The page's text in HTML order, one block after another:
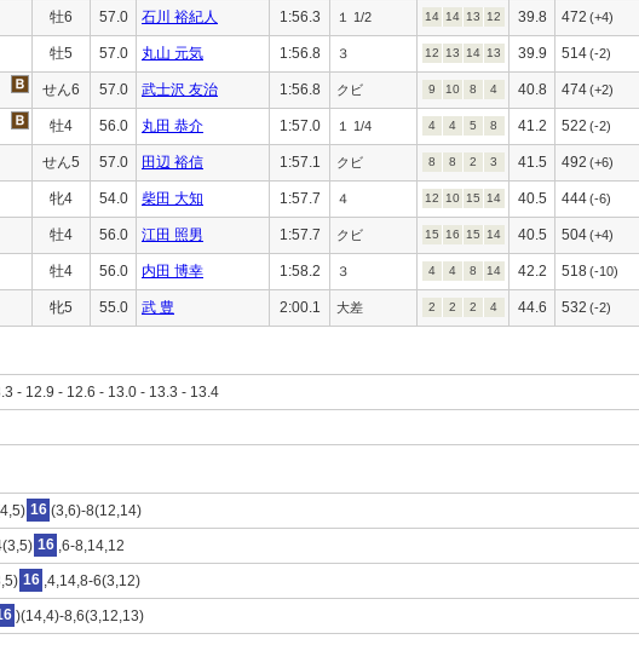
牡6 57.0 石川 裕紀人 1:56.3 １ 1/2 14 14 13 12 39.8 472 (+4)
牡5 57.0 丸山 元気 1:56.8 ３ 12 13 14 13 39.9 514(-2)
せん6 57.0 武士沢 友治 1:56.8 クビ 9 10 8 4 40.8 474(+2)
牡4 56.0 丸田 恭介 1:57.0 １ 1/4 4 4 5 8 41.2 522 (-2)
せん5 57.0 田辺 裕信 1:57.1 クビ 8 8 2 3 41.5 492 (+6)
牝4 54.0 柴田 大知 1:57.7 ４ 12 10 15 14 40.5 444(-6)
牡4 56.0 江田 照男 1:57.7 クビ 15 16 15 14 40.5 504(+4)
牡4 56.0 内田 博幸 1:58.2 ３ 4 4 8 14 42.2 518(-10)
牝5 55.0 武 豊 2:00.1 大差 2 2 2 4 44.6 532 (-2)
- 12.9 - 12.6 - 13.0 - 13.3 - 13.4
16 (3,6)-8(12,14)
16 ,6-8,14,12
16 ,4,14,8-6(3,12)
)(14,4)-8,6(3,12,13)